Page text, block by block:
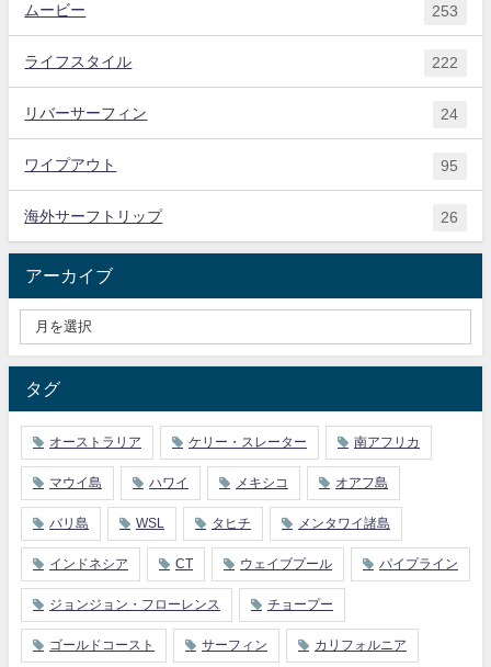
ムービー 253
ライフスタイル 222
リバーサーフィン 24
ワイプアウト 95
海外サーフトリップ 26
アーカイブ
タグ
オーストラリア ケリー・スレーター 南アフリカ
マウイ島 ハワイ メキシコ オアフ島
バリ島 WSL タヒチ メンタワイ諸島
インドネシア CT ウェイブプール パイプライン
ジョンジョン・フローレンス チョープー
ゴールドコースト サーフィン カリフォルニア